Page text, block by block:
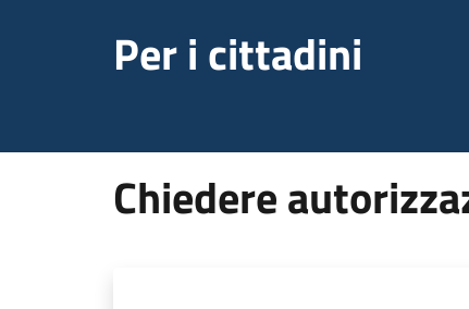
Per i cittadini
Chiedere